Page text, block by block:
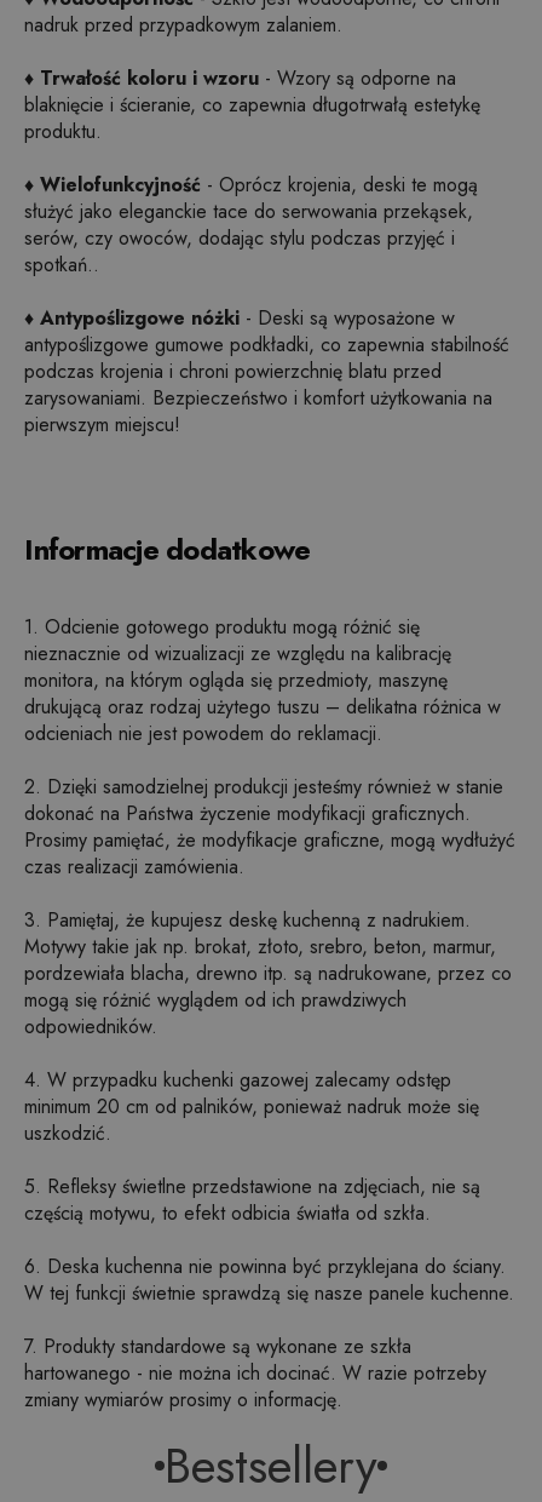
nadruk przed przypadkowym zalaniem.
♦ Trwałość koloru i wzoru - Wzory są odporne na
blaknięcie i ścieranie, co zapewnia długotrwałą estetykę
produktu.
♦ Wielofunkcyjność - Oprócz krojenia, deski te mogą
służyć jako eleganckie tace do serwowania przekąsek,
serów, czy owoców, dodając stylu podczas przyjęć i
spotkań..
♦ Antypoślizgowe nóżki - Deski są wyposażone w
antypoślizgowe gumowe podkładki, co zapewnia stabilność
podczas krojenia i chroni powierzchnię blatu przed
zarysowaniami. Bezpieczeństwo i komfort użytkowania na
pierwszym miejscu!
Informacje dodatkowe
1. Odcienie gotowego produktu mogą różnić się
nieznacznie od wizualizacji ze względu na kalibrację
monitora, na którym ogląda się przedmioty, maszynę
drukującą oraz rodzaj użytego tuszu – delikatna różnica w
odcieniach nie jest powodem do reklamacji.
2. Dzięki samodzielnej produkcji jesteśmy również w stanie
dokonać na Państwa życzenie modyfikacji graficznych.
Prosimy pamiętać, że modyfikacje graficzne, mogą wydłużyć
czas realizacji zamówienia.
3. Pamiętaj, że kupujesz deskę kuchenną z nadrukiem.
Motywy takie jak np. brokat, złoto, srebro, beton, marmur,
pordzewiała blacha, drewno itp. są nadrukowane, przez co
mogą się różnić wyglądem od ich prawdziwych
odpowiedników.
4. W przypadku kuchenki gazowej zalecamy odstęp
minimum 20 cm od palników, ponieważ nadruk może się
uszkodzić.
5. Refleksy świetlne przedstawione na zdjęciach, nie są
częścią motywu, to efekt odbicia światła od szkła.
6. Deska kuchenna nie powinna być przyklejana do ściany.
W tej funkcji świetnie sprawdzą się nasze panele kuchenne.
7. Produkty standardowe są wykonane ze szkła
hartowanego - nie można ich docinać. W razie potrzeby
zmiany wymiarów prosimy o informację.
Bestsellery